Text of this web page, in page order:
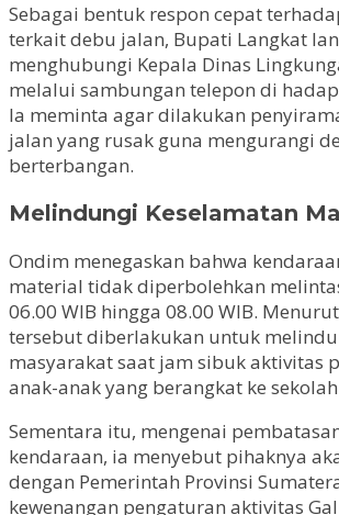
Sebagai bentuk respon cepat
terkait debu jalan, Bupati Langkat
menghubungi Kepala Dinas
melalui sambungan telepon di
Ia meminta agar dilakukan
jalan yang rusak guna mengurangi
berterbangan.
Melindungi Keselamatan
Ondim menegaskan bahwa
material tidak diperbolehkan
06.00 WIB hingga 08.00 WIB.
tersebut diberlakukan untuk
masyarakat saat jam sibuk aktivitas
anak-anak yang berangkat ke
Sementara itu, mengenai
kendaraan, ia menyebut pihaknya
dengan Pemerintah Provinsi
kewenangan pengaturan aktivitas